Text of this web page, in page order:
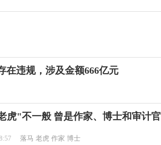
在违规，涉及金额666亿元
虎"不一般 曾是作家、博士和审计官
落马 老虎 作家 博士